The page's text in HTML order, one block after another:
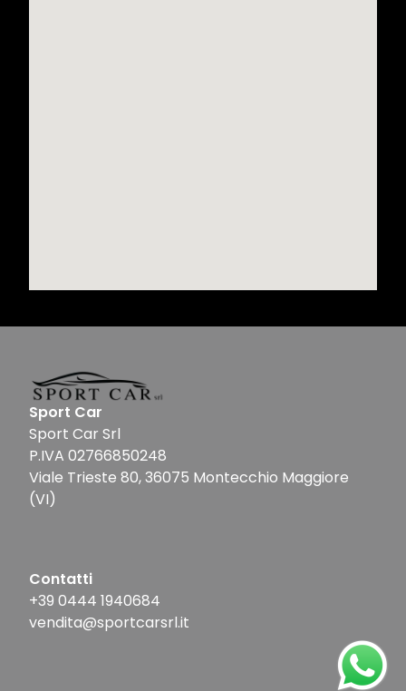
Sport Car
Sport Car Srl
P.IVA 02766850248
Viale Trieste 80, 36075 Montecchio Maggiore
(VI)
Contatti
+39 0444 1940684
vendita@sportcarsrl.it